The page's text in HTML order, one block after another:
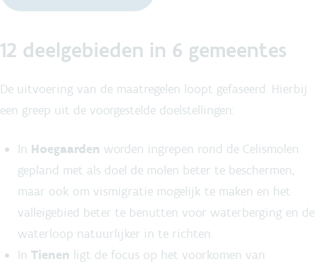
12 deelgebieden in 6 gemeentes
De uitvoering van de maatregelen loopt gefaseerd. Hierbij
een greep uit de voorgestelde doelstellingen:
In Hoegaarden worden ingrepen rond de Celismolen
gepland met als doel de molen beter te beschermen,
maar ook om vismigratie mogelijk te maken en het
valleigebied beter te benutten voor waterberging en de
waterloop natuurlijker in te richten.
In Tienen ligt de focus op het voorkomen van